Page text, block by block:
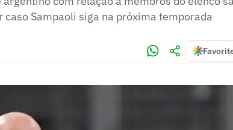
caso Sampaoli siga na próxima temporada